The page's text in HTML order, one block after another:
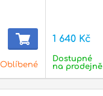
Oblíbené
1 640 Kč
Dostupné
na prodejně